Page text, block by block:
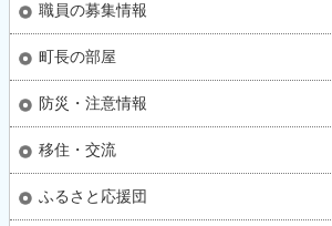
職員の募集情報
町長の部屋
防災・注意情報
移住・交流
ふるさと応援団